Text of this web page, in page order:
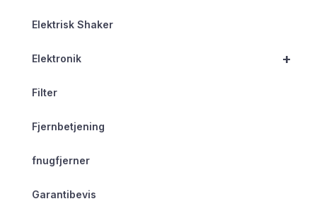
Elektrisk Shaker
+
Elektronik
Filter
Fjernbetjening
fnugfjerner
Garantibevis